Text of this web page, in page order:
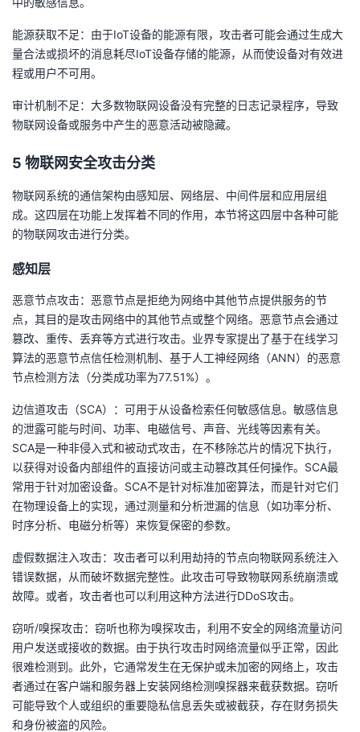
能源获取不足：由于IoT设备的能源有限，攻击者可能会通过生成大
量合法或损坏的消息耗尽IoT设备存储的能源，从而使设备对有效进
程或用户不可用。
审计机制不足：大多数物联网设备没有完整的日志记录程序，导致
物联网设备或服务中产生的恶意活动被隐藏。
5 物联网安全攻击分类
物联网系统的通信架构由感知层、网络层、中间件层和应用层组
成。这四层在功能上发挥着不同的作用，本节将这四层中各种可能
的物联网攻击进行分类。
感知层
恶意节点攻击：恶意节点是拒绝为网络中其他节点提供服务的节
点，其目的是攻击网络中的其他节点或整个网络。恶意节点会通过
篡改、重传、丢弃等方式进行攻击。业界专家提出了基于在线学习
算法的恶意节点信任检测机制、基于人工神经网络（ANN）的恶意
节点检测方法（分类成功率为77.51%）。
边信道攻击（SCA）：可用于从设备检索任何敏感信息。敏感信息
的泄露可能与时间、功率、电磁信号、声音、光线等因素有关。
SCA是一种非侵入式和被动式攻击，在不移除芯片的情况下执行，
以获得对设备内部组件的直接访问或主动篡改其任何操作。SCA最
常用于针对加密设备。SCA不是针对标准加密算法，而是针对它们
在物理设备上的实现，通过测量和分析泄漏的信息（如功率分析、
时序分析、电磁分析等）来恢复保密的参数。
虚假数据注入攻击：攻击者可以利用劫持的节点向物联网系统注入
错误数据，从而破坏数据完整性。此攻击可导致物联网系统崩溃或
故障。或者，攻击者也可以利用这种方法进行DDoS攻击。
窃听/嗅探攻击：窃听也称为嗅探攻击，利用不安全的网络流量访问
用户发送或接收的数据。由于执行攻击时网络流量似乎正常，因此
很难检测到。此外，它通常发生在无保护或未加密的网络上，攻击
者通过在客户端和服务器上安装网络检测嗅探器来截获数据。窃听
可能导致个人或组织的重要隐私信息丢失或被截获，存在财务损失
和身份被盗的风险。